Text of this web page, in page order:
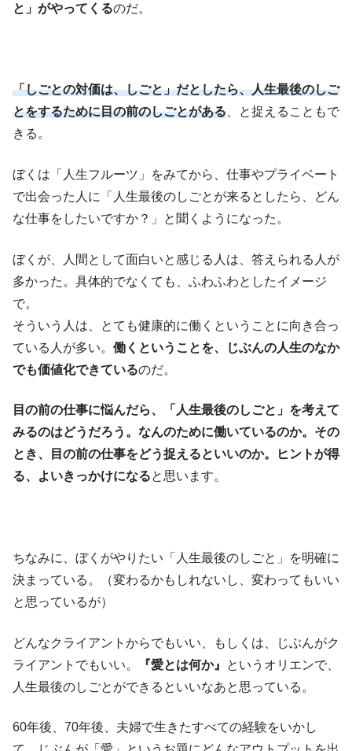
と」がやってくるのだ。
「しごとの対価は、しごと」だとしたら、人生最後のしご
とをするために目の前のしごとがある 、と捉えることもで
きる。
ぼくは「人生フルーツ」をみてから、仕事やプライベート
で出会った人に「人生最後のしごとが来るとしたら、どん
な仕事をしたいですか？」と聞くようになった。
ぼくが、人間として面白いと感じる人は、答えられる人が
多かった。具体的でなくても、ふわふわとしたイメージ
で。
そういう人は、とても健康的に働くということに向き合っ
ている人が多い。 働くということを、じぶんの人生のなか
でも価値化できているのだ。
目の前の仕事に悩んだら、「人生最後のしごと」を考えて
みるのはどうだろう。なんのために働いているのか。その
とき、目の前の仕事をどう捉えるといいのか。ヒントが得
る、よいきっかけになると思います。
ちなみに、ぼくがやりたい「人生最後のしごと」を明確に
決まっている。（変わるかもしれないし、変わってもいい
と思っているが）
どんなクライアントからでもいい、もしくは、じぶんがク
ライアントでもいい。
『愛とは何か』
というオリエンで、
人生最後のしごとができるといいなあと思っている。
60年後、70年後、夫婦で生きたすべての経験をいかし